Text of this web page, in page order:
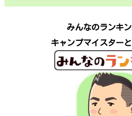
みんなのランキ
キャンプマイスター